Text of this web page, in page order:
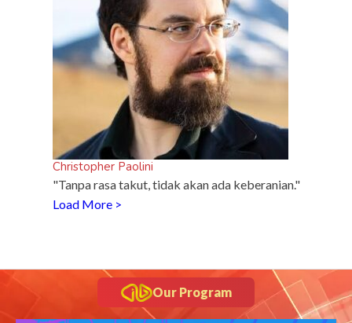
Christopher Paolini
"Tanpa rasa takut, tidak akan ada keberanian."
Load More >
Our Program